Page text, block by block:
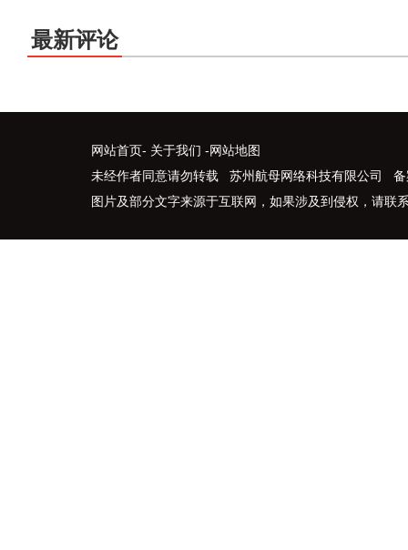
最新评论
网站首页- 关于我们 -网站地图
未经作者同意请勿转载 苏州航母网络科技有限公司 备
图片及部分文字来源于互联网，如果涉及到侵权，请联